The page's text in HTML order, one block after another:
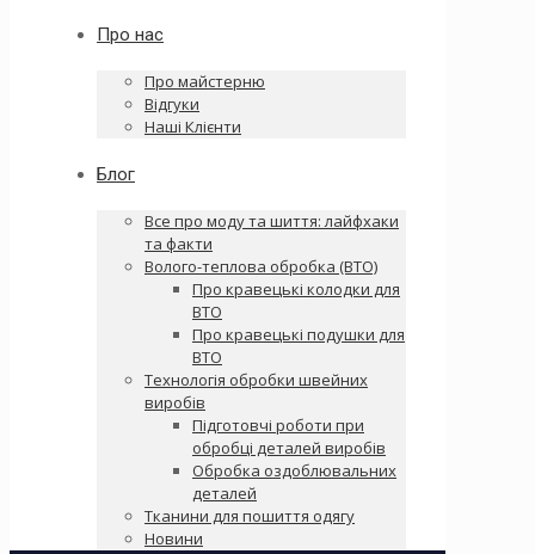
Про нас
Про майстерню
Відгуки
Наші Клієнти
Блог
Все про моду та шиття: лайфхаки
та факти
Волого-теплова обробка (ВТО)
Про кравецькі колодки для
ВТО
Про кравецькі подушки для
ВТО
Технологія обробки швейних
виробів
Підготовчі роботи при
обробці деталей виробів
Обробка оздоблювальних
деталей
Тканини для пошиття одягу
Новини